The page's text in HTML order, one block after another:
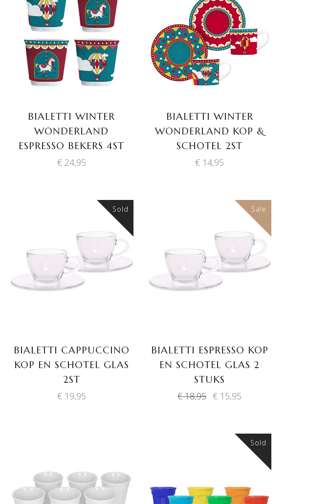
TOEVOEGEN AAN
WINKELWAGEN
BIALETTI WINTER
WONDERLAND
ESPRESSO BEKERS 4ST
€24,95
TOEVOEGEN AAN
WINKELWAGEN
BIALETTI WINTER
WONDERLAND KOP &
SCHOTEL 2ST
€ 14,95
Sold
LEES VERDER
BIALETTI CAPPUCCINO
KOP EN SCHOTEL GLAS
2ST
€19,95
Sale
TOEVOEGEN AAN
WINKELWAGEN
BIALETTI ESPRESSO KOP
EN SCHOTEL GLAS 2
STUKS
€18,95 Oorspronkelijke
€ 15,95
TOEVOEGEN AAN
WINKELWAGEN
Sold
LEES VERDER